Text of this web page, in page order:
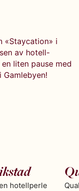
«Staycation» i
av hotell-
liten pause med
hotellperle